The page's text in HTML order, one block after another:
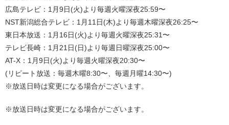
広島テレビ：1月9日(火)より毎週火曜深夜25:59〜
NST新潟総合テレビ：1月11日(木)より毎週木曜深夜26:25〜
東日本放送：1月16日(火)より毎週火曜深夜25:31〜
テレビ長崎：1月21日(日)より毎週日曜深夜25:00〜
AT-X：1月9日(火)より毎週火曜深夜20:30〜
(リピート放送：毎週木曜8:30〜、毎週月曜14:30〜)
※放送日時は変更になる場合がございます。
※放送日時は変更になる場合がございます。